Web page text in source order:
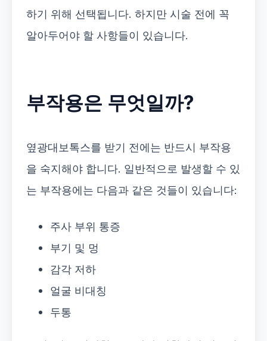
하기 위해 선택됩니다. 하지만 시술 전에 꼭
알아두어야 할 사항들이 있습니다.
부작용은 무엇일까?
옆광대보톡스를 받기 전에는 반드시 부작용
을 숙지해야 합니다. 일반적으로 발생할 수 있
는 부작용에는 다음과 같은 것들이 있습니다:
주사 부위 통증
부기 및 멍
감각 저하
얼굴 비대칭
두통